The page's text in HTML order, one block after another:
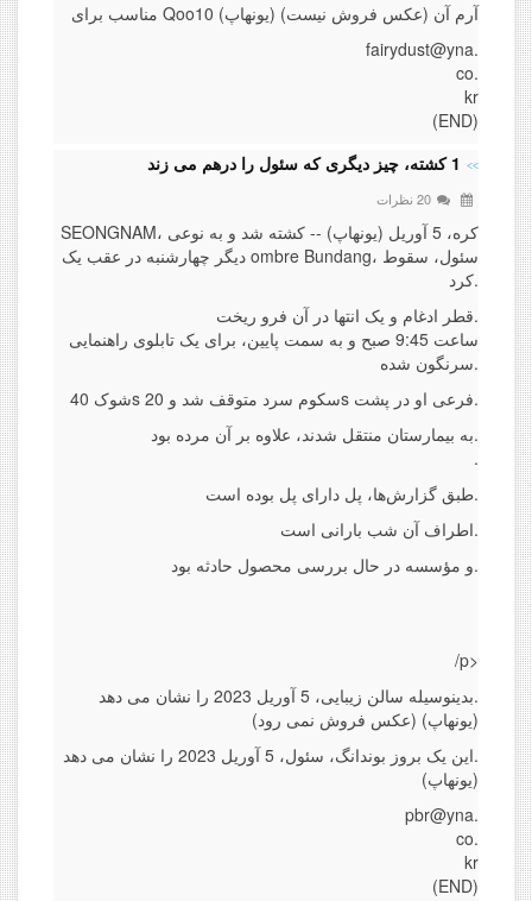
مناسب برای Qoo10 آرم آن (عکس فروش نیست) (یونهاپ)
fairydust@yna.
co.
kr
(END)
1 کشته، چیز دیگری که سئول را درهم می زند
20 نظرات
SEONGNAM، کره، 5 آوریل (یونهاپ) -- کشته شد و به نوعی
دیگر چهارشنبه در عقب یک ombre Bundang، سئول، سقوط
کرد.
قطر ادغام و یک انتها در آن فرو ریخت.
ساعت 9:45 صبح و به سمت پایین، برای یک تابلوی راهنمایی
سرنگون شده.
شوک 40s سکوم سرد متوقف شد و 20s فرعی او در پشت.
به بیمارستان منتقل شدند، علاوه بر آن مرده بود.
.
طبق گزارش‌ها، پل دارای پل بوده است.
اطراف آن شب بارانی است.
و مؤسسه در حال بررسی محصول حادثه بود.
/p>
بدینوسیله سالن زیبایی، 5 آوریل 2023 را نشان می دهد.
(عکس فروش نمی رود) (یونهاپ)
این یک بروز بوندانگ، سئول، 5 آوریل 2023 را نشان می دهد.
(یونهاپ)
pbr@yna.
co.
kr
(END)